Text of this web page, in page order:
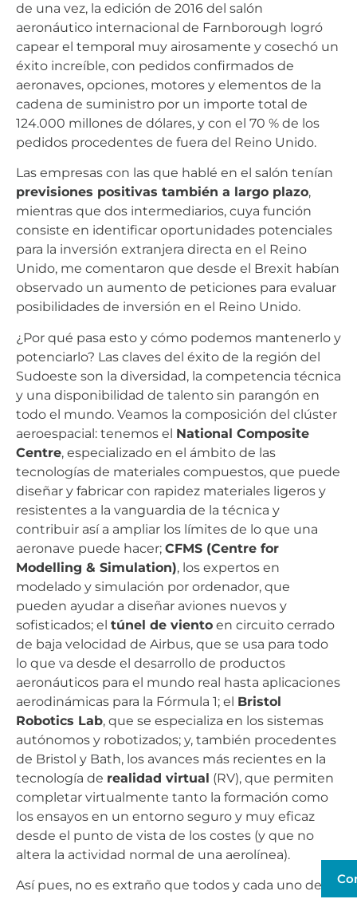
de una vez, la edición de 2016 del salón
aeronáutico internacional de Farnborough logró
capear el temporal muy airosamente y cosechó un
éxito increíble, con pedidos confirmados de
aeronaves, opciones, motores y elementos de la
cadena de suministro por un importe total de
124.000 millones de dólares, y con el 70 % de los
pedidos procedentes de fuera del Reino Unido.
Las empresas con las que hablé en el salón tenían
previsiones positivas también a largo plazo,
mientras que dos intermediarios, cuya función
consiste en identificar oportunidades potenciales
para la inversión extranjera directa en el Reino
Unido, me comentaron que desde el Brexit habían
observado un aumento de peticiones para evaluar
posibilidades de inversión en el Reino Unido.
¿Por qué pasa esto y cómo podemos mantenerlo y
potenciarlo? Las claves del éxito de la región del
Sudoeste son la diversidad, la competencia técnica
y una disponibilidad de talento sin parangón en
todo el mundo. Veamos la composición del clúster
aeroespacial: tenemos el National Composite
Centre, especializado en el ámbito de las
tecnologías de materiales compuestos, que puede
diseñar y fabricar con rapidez materiales ligeros y
resistentes a la vanguardia de la técnica y
contribuir así a ampliar los límites de lo que una
aeronave puede hacer; CFMS (Centre for
Modelling & Simulation), los expertos en
modelado y simulación por ordenador, que
pueden ayudar a diseñar aviones nuevos y
sofisticados; el túnel de viento en circuito cerrado
de baja velocidad de Airbus, que se usa para todo
lo que va desde el desarrollo de productos
aeronáuticos para el mundo real hasta aplicaciones
aerodinámicas para la Fórmula 1; el Bristol
Robotics Lab, que se especializa en los sistemas
autónomos y robotizados; y, también procedentes
de Bristol y Bath, los avances más recientes en la
tecnología de realidad virtual (RV), que permiten
completar virtualmente tanto la formación como
los ensayos en un entorno seguro y muy eficaz
desde el punto de vista de los costes (y que no
altera la actividad normal de una aerolínea).
Así pues, no es extraño que todos y cada uno de